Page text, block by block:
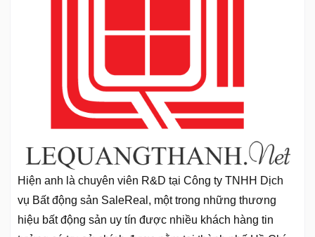
Hiện anh là chuyên viên R&D tại Công ty TNHH Dịch
vụ Bất động sản SaleReal, một trong những thương
hiệu bất động sản uy tín được nhiều khách hàng tin